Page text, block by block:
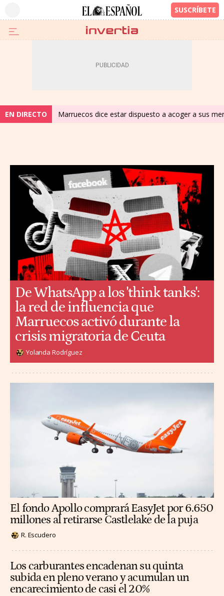
EN DIRECTO Marruecos dice estar dispuesto a acoger a sus
El fondo Apollo comprará EasyJet por 6.650
millones al retirarse Castlelake de la puja
R. Escudero
Los carburantes encadenan su quinta
subida en pleno verano y acumulan un
encarecimiento de casi el 20%
De WhatsApp a los 'think tanks':
la red de influencia que
Marruecos activó durante la
crisis migratoria de Ceuta
Yolanda Rodríguez